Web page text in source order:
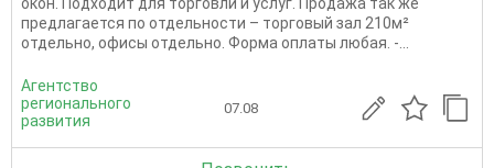
предлагается по отдельности – торговый зал 210м²
отдельно, офисы отдельно. Форма оплаты любая. -...
Агентство
регионального
развития
07.08